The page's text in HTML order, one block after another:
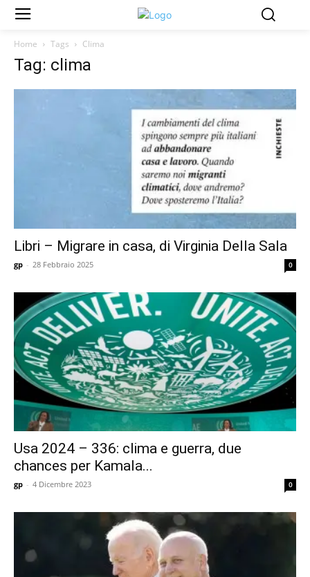
Home Tags Clima
Tag: clima
Libri – Migrare in casa, di Virginia Della Sala
gp - 28 Febbraio 2025 0
Usa 2024 – 336: clima e guerra, due
chances per Kamala...
gp - 4 Dicembre 2023 0